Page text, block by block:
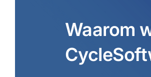
Waarom